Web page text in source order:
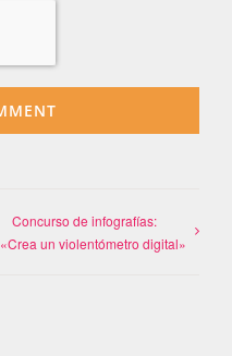
Concurso de infografías:
«Crea un violentómetro digital»